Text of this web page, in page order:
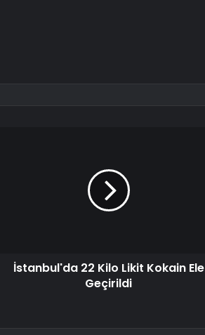
İstanbul'da 22 Kilo Likit Kokain Ele
Geçirildi